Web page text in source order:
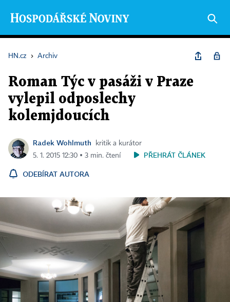
HN.cz › Archiv
Roman Týc v pasáži v Praze
vylepil odposlechy
kolemjdoucích
Radek Wohlmuth
kritik a kurátor
5. 1. 2015 12:30 ▪ 3 min. čtení
PŘEHRÁT ČLÁNEK
ODEBÍRAT AUTORA